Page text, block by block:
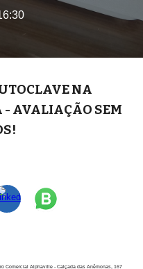
NA
- AVALIAÇÃO SEM
!
Comercial Alphaville - Calçada das Anêmonas, 167